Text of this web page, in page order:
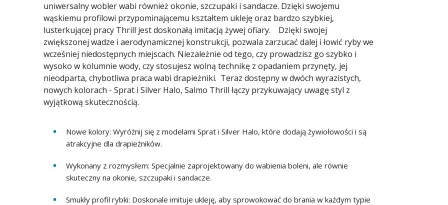
uniwersalny wobler wabi również okonie, szczupaki i sandacze. Dzięki swojemu
wąskiemu profilowi przypominającemu kształtem ukleję oraz bardzo szybkiej,
lusterkującej pracy Thrill jest doskonałą imitacją żywej ofiary. Dzięki swojej
zwiększonej wadze i aerodynamicznej konstrukcji, pozwala zarzucać dalej i łowić ryby we
wcześniej niedostępnych miejscach. Niezależnie od tego, czy prowadzisz go szybko i
wysoko w kolumnie wody, czy stosujesz wolną technikę z opadaniem przynęty, jej
nieodparta, chybotliwa praca wabi drapieżniki. Teraz dostępny w dwóch wyrazistych,
nowych kolorach - Sprat i Silver Halo, Salmo Thrill łączy przykuwający uwagę styl z
wyjątkową skutecznością.
Nowe kolory: Wyróżnij się z modelami Sprat i Silver Halo, które dodają żywiołowości i są
atrakcyjne dla drapieżników.
Wykonany z rozmysłem: Specjalnie zaprojektowany do wabienia boleni, ale równie
skuteczny na okonie, szczupaki i sandacze.
Smukły profil rybki: Doskonale imituje ukleję, aby sprowokować do brania w każdym typie